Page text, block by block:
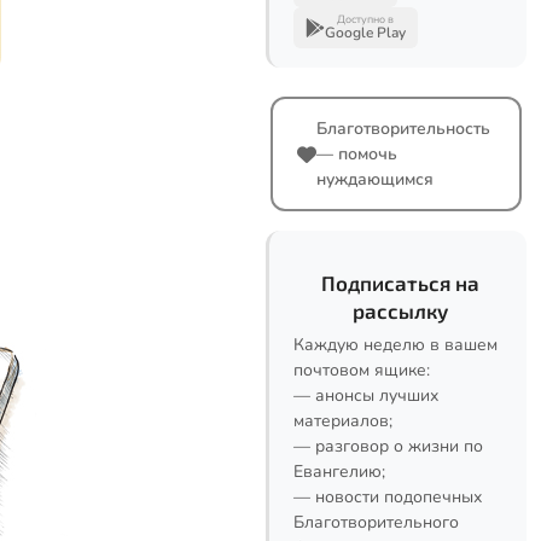
Доступно в
Google Play
Благотворительность
— помочь
нуждающимся
Подписаться на
рассылку
Каждую неделю в вашем
почтовом ящике:
— анонсы лучших
материалов;
— разговор о жизни по
Евангелию;
— новости подопечных
Благотворительного